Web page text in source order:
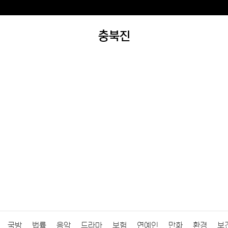
충북진
국방 법률 음악 드라마 보험 연예인 만화 환경 보